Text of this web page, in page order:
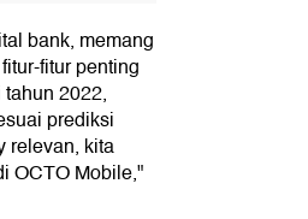
bank, memang
fitur penting
2022,
prediksi
relevan, kita
OCTO Mobile,"